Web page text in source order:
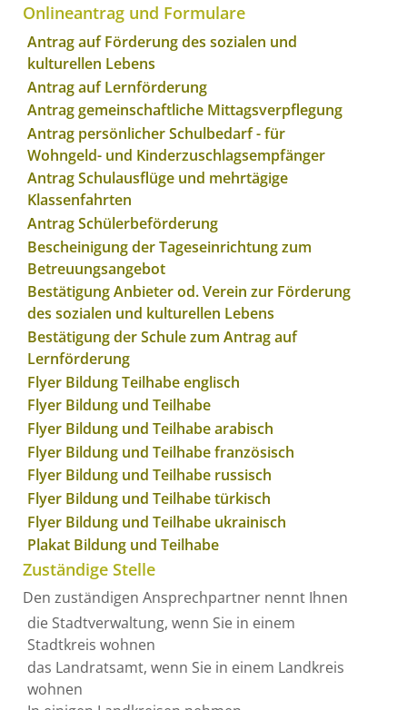
Onlineantrag und Formulare
Antrag auf Förderung des sozialen und
kulturellen Lebens
Antrag auf Lernförderung
Antrag gemeinschaftliche Mittagsverpflegung
Antrag persönlicher Schulbedarf - für
Wohngeld- und Kinderzuschlagsempfänger
Antrag Schulausflüge und mehrtägige
Klassenfahrten
Antrag Schülerbeförderung
Bescheinigung der Tageseinrichtung zum
Betreuungsangebot
Bestätigung Anbieter od. Verein zur Förderung
des sozialen und kulturellen Lebens
Bestätigung der Schule zum Antrag auf
Lernförderung
Flyer Bildung Teilhabe englisch
Flyer Bildung und Teilhabe
Flyer Bildung und Teilhabe arabisch
Flyer Bildung und Teilhabe französisch
Flyer Bildung und Teilhabe russisch
Flyer Bildung und Teilhabe türkisch
Flyer Bildung und Teilhabe ukrainisch
Plakat Bildung und Teilhabe
Zuständige Stelle
Den zuständigen Ansprechpartner nennt Ihnen
die Stadtverwaltung, wenn Sie in einem
Stadtkreis wohnen
das Landratsamt, wenn Sie in einem Landkreis
wohnen